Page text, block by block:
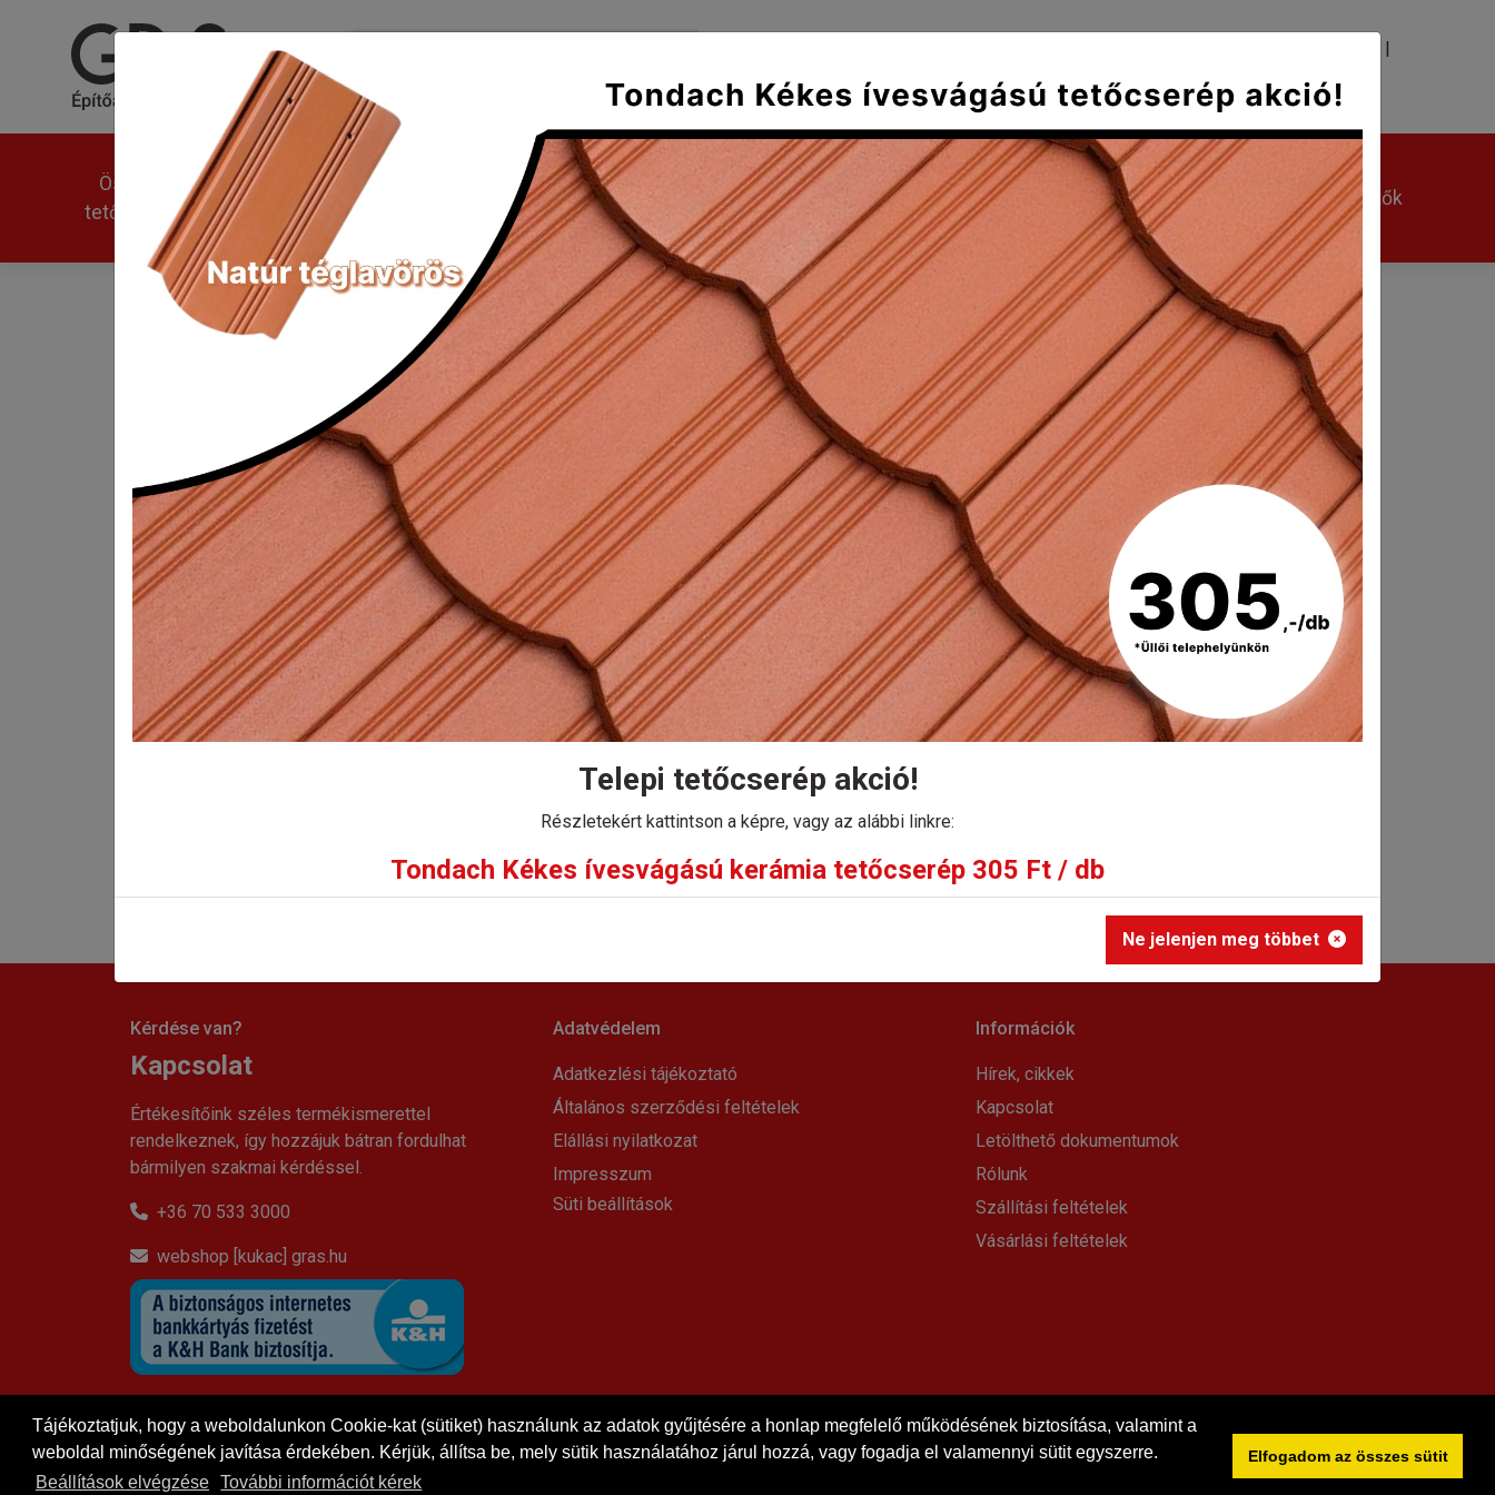
Tájékoztatjuk, hogy a weboldalunkon Cookie-kat (sütiket) használunk az adatok gyűjtésére a honlap megfelelő működésének biztosítása, valamint a
weboldal minőségének javítása érdekében. Kérjük, állítsa be, mely sütik használatához járul hozzá, vagy fogadja el valamennyi sütit egyszerre.
Beállítások elvégzése
További információt kérek
Elfogadom az összes sütit
Összes
tetőcserép
Univerzális Klasszikus
Mediterran
Plus
Tradícionális Kerámia kiegészítők Egyéb kiegészítők
Tondach Hódfarkú félkörívesvágású (19x40) szellőző alátétcserép, balos
Tondach Hódfarkú félkörívesvágású (19x40) szellőző alátétcserép, balos (kettősfedés)
Bruttó eladási ár:
Kérdése van?
Kapcsolat
Értékesítőink széles termékismerettel
rendelkeznek, így hozzájuk bátran fordulhat
bármilyen szakmai kérdéssel.
+36 70 533 3000
webshop [kukac] gras.hu
Közösségi oldalaink
Adatvédelem
Adatkezlési tájékoztató
Általános szerződési feltételek
Elállási nyilatkozat
Impresszum
Süti beállítások
Információk
Hírek, cikkek
Kapcsolat
Letölthető dokumentumok
Rólunk
Szállítási feltételek
Vásárlási feltételek
Telepi tetőcserép akció!
Részletekért kattintson a képre, vagy az alábbi linkre:
Tondach Kékes ívesvágású kerámia tetőcserép 305 Ft / db
Ne jelenjen meg többet